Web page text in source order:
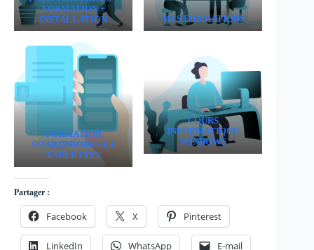
FORMATION +
INSTALLATION
MES FORMATIONS
FORMATION
SMARTPHONES ET
TABLETTES
COURS
INFORMATIQUE
WINDOWS
Partager :
Facebook X Pinterest
LinkedIn WhatsApp E-mail